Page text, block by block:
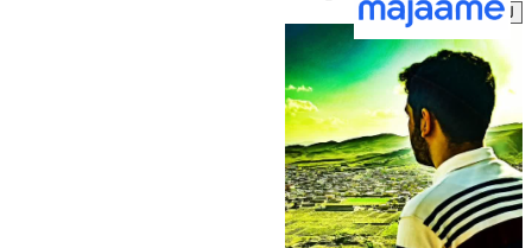
لغو ذخیره